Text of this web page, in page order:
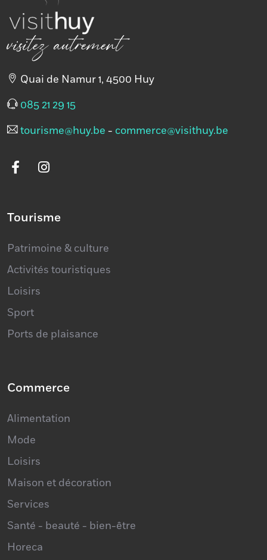
visitez autrement
Quai de Namur 1, 4500 Huy
085 21 29 15
tourisme@huy.be - commerce@visithuy.be
Tourisme
Patrimoine & culture
Activités touristiques
Loisirs
Sport
Ports de plaisance
Commerce
Alimentation
Mode
Loisirs
Maison et décoration
Services
Santé - beauté - bien-être
Horeca